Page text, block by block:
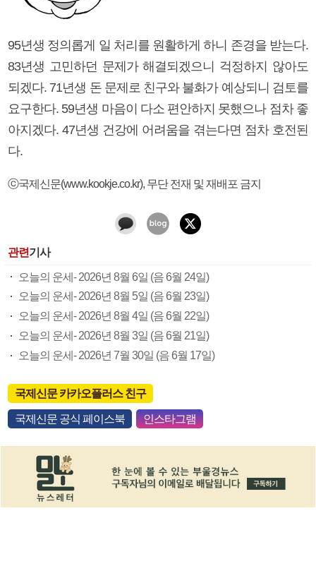
95년생 정의롭게 일 처리를 원활하게 하니 존경을 받는다.
83년생 고민하던 문제가 해결되겠으니 걱정하지 않아도
되겠다. 71년생 돈 문제로 친구와 불화가 예상되니 검토를
요구한다. 59년생 마음이 다소 편안하지 못했으나 점차 좋
아지겠다. 47년생 건강에 어려움을 겪는다면 점차 호전된
다.
ⓒ국제신문(www.kookje.co.kr), 무단 전재 및 재배포 금지
관련기사
오늘의 운세- 2026년 8월 6일 (음 6월 24일)
오늘의 운세- 2026년 8월 5일 (음 6월 23일)
오늘의 운세- 2026년 8월 4일 (음 6월 22일)
오늘의 운세- 2026년 8월 3일 (음 6월 21일)
오늘의 운세- 2026년 7월 30일 (음 6월 17일)
국제신문 카카오플러스 친구
국제신문 공식 페이스북 인스타그램